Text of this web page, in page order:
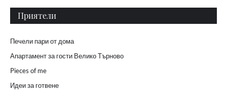
Приятели
Печели пари от дома
Апартамент за гости Велико Търново
Pieces of me
Идеи за готвене